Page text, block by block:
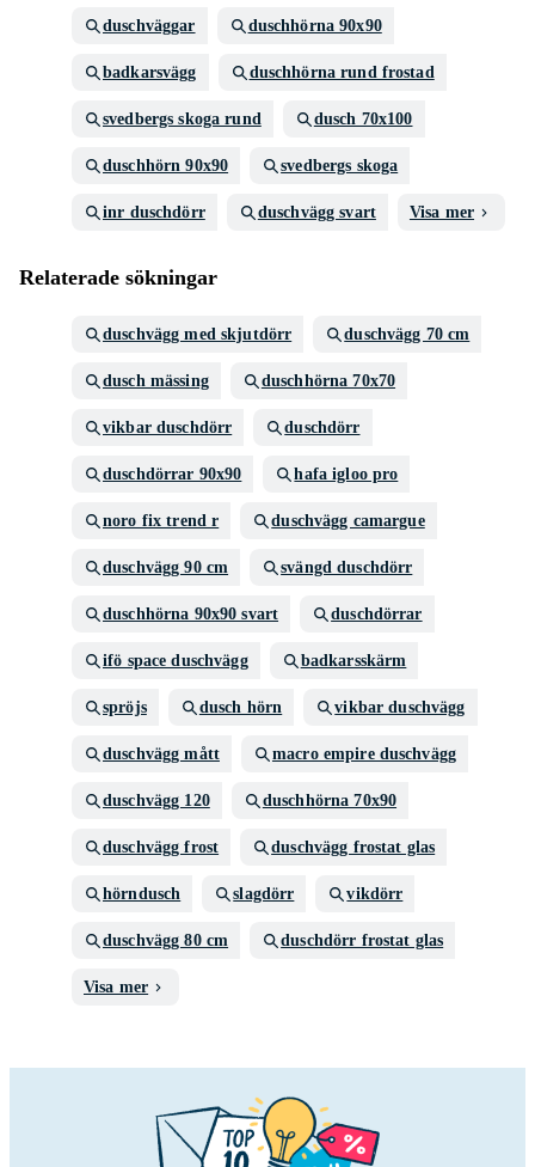
duschväggar duschhörna 90x90
badkarsvägg duschhörna rund frostad
svedbergs skoga rund dusch 70x100
duschhörn 90x90 svedbergs skoga
inr duschdörr duschvägg svart Visa mer
Relaterade sökningar
duschvägg med skjutdörr duschvägg 70 cm
dusch mässing duschhörna 70x70
vikbar duschdörr duschdörr
duschdörrar 90x90 hafa igloo pro
noro fix trend r duschvägg camargue
duschvägg 90 cm svängd duschdörr
duschhörna 90x90 svart duschdörrar
ifö space duschvägg badkarsskärm
spröjs dusch hörn vikbar duschvägg
duschvägg mått macro empire duschvägg
duschvägg 120 duschhörna 70x90
duschvägg frost duschvägg frostat glas
hörndusch slagdörr vikdörr
duschvägg 80 cm duschdörr frostat glas
Visa mer